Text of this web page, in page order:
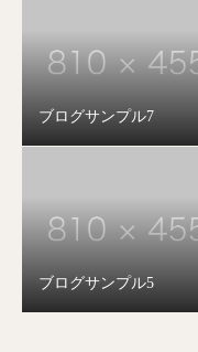
ブログサンプル7
ブログサンプル5